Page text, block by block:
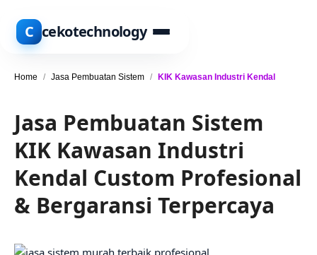
C cekotechnology
Home / Jasa Pembuatan Sistem / KIK Kawasan Industri Kendal
Jasa Pembuatan Sistem
KIK Kawasan Industri
Kendal Custom Profesional
& Bergaransi Terpercaya